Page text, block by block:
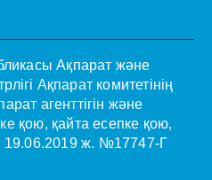
Ақпарат және
Ақпарат комитетінің
агенттігін және
қою, қайта есепке қою,
19.06.2019 ж. №17747-Г